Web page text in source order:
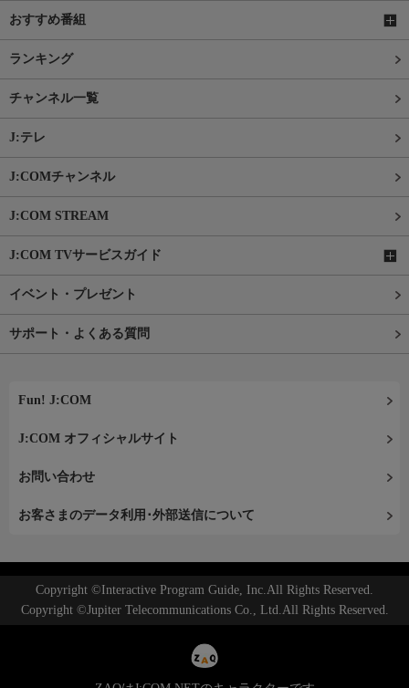
おすすめ番組
ランキング
チャンネル一覧
J:テレ
J:COMチャンネル
J:COM STREAM
J:COM TVサービスガイド
イベント・プレゼント
サポート・よくある質問
Fun! J:COM
J:COM オフィシャルサイト
お問い合わせ
お客さまのデータ利用･外部送信について
Copyright ©Interactive Program Guide, Inc.All Rights Reserved.
Copyright ©Jupiter Telecommunications Co., Ltd.All Rights Reserved.